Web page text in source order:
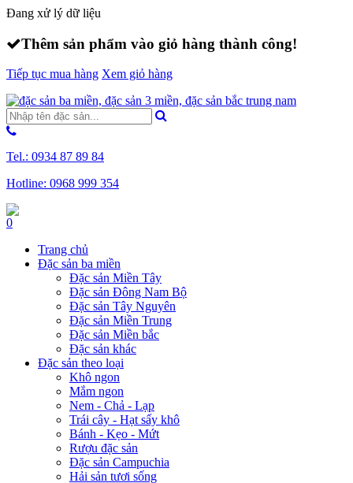
Đang xử lý dữ liệu
Thêm sản phẩm vào giỏ hàng thành công!
Tiếp tục mua hàng Xem giỏ hàng
Tel.: 0934 87 89 84
Hotline: 0968 999 354
0
Trang chủ
Đặc sản ba miền
Đặc sản Miền Tây
Đặc sản Đông Nam Bộ
Đặc sản Tây Nguyên
Đặc sản Miền Trung
Đặc sản Miền bắc
Đặc sản khác
Đặc sản theo loại
Khô ngon
Mắm ngon
Nem - Chả - Lạp
Trái cây - Hạt sấy khô
Bánh - Kẹo - Mứt
Rượu đặc sản
Đặc sản Campuchia
Hải sản tươi sống